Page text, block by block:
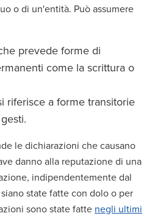
o di un'entità. Può assumere
prevede forme di
come la scrittura o
riferisce a forme transitorie
le dichiarazioni che causano
danno alla reputazione di una
indipendentemente dal
state fatte con dolo o per
sono state fatte negli ultimi